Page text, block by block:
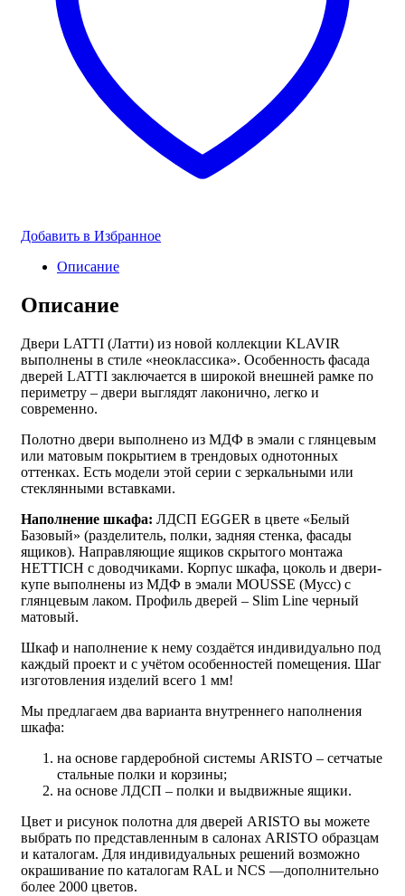
Добавить в Избранное
Описание
Описание
Двери LATTI (Латти) из новой коллекции KLAVIR
выполнены в стиле «неоклассика». Особенность фасада
дверей LATTI заключается в широкой внешней рамке по
периметру – двери выглядят лаконично, легко и
современно.
Полотно двери выполнено из МДФ в эмали с глянцевым
или матовым покрытием в трендовых однотонных
оттенках. Есть модели этой серии с зеркальными или
стеклянными вставками.
Наполнение шкафа: ЛДСП EGGER в цвете «Белый
Базовый» (разделитель, полки, задняя стенка, фасады
ящиков). Направляющие ящиков скрытого монтажа
HETTICH с доводчиками. Корпус шкафа, цоколь и двери-
купе выполнены из МДФ в эмали MOUSSE (Мусс) с
глянцевым лаком. Профиль дверей – Slim Line черный
матовый.
Шкаф и наполнение к нему создаётся индивидуально под
каждый проект и с учётом особенностей помещения. Шаг
изготовления изделий всего 1 мм!
Мы предлагаем два варианта внутреннего наполнения
шкафа:
на основе гардеробной системы ARISTO – сетчатые
стальные полки и корзины;
на основе ЛДСП – полки и выдвижные ящики.
Цвет и рисунок полотна для дверей ARISTO вы можете
выбрать по представленным в салонах ARISTO образцам
и каталогам. Для индивидуальных решений возможно
окрашивание по каталогам RAL и NCS —дополнительно
более 2000 цветов.